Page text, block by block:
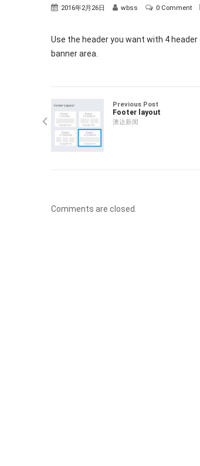
2016年2月26日 wbss 0 Comment
Use the header you want with 4
banner area.
Previous Post
Footer layout
澳达新闻
Comments are closed.